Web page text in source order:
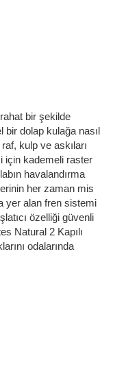
bir şekilde
dolap kulağa nasıl
raf, kulp ve askıları
için kademeli raster
havalandırma
her zaman mis
yer alan fren sistemi
özelliği güvenli
Natural 2 Kapılı
odalarında